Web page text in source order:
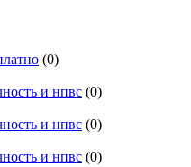
(0)
и нпвс (0)
и нпвс (0)
и нпвс (0)